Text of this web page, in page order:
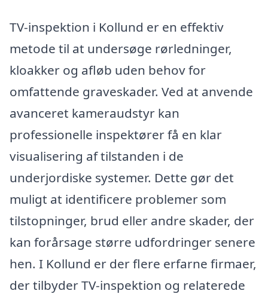
TV-inspektion i Kollund er en effektiv
metode til at undersøge rørledninger,
kloakker og afløb uden behov for
omfattende graveskader. Ved at anvende
avanceret kameraudstyr kan
professionelle inspektører få en klar
visualisering af tilstanden i de
underjordiske systemer. Dette gør det
muligt at identificere problemer som
tilstopninger, brud eller andre skader, der
kan forårsage større udfordringer senere
hen. I Kollund er der flere erfarne firmaer,
der tilbyder TV-inspektion og relaterede